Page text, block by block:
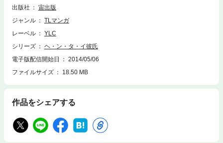
出版社
宙出版
ジャンル
TLマンガ
レーベル
YLC
シリーズ
ヘ・ン・タ・イ彼氏
電子版配信開始日
2014/05/06
ファイルサイズ
18.50 MB
作品をシェアする